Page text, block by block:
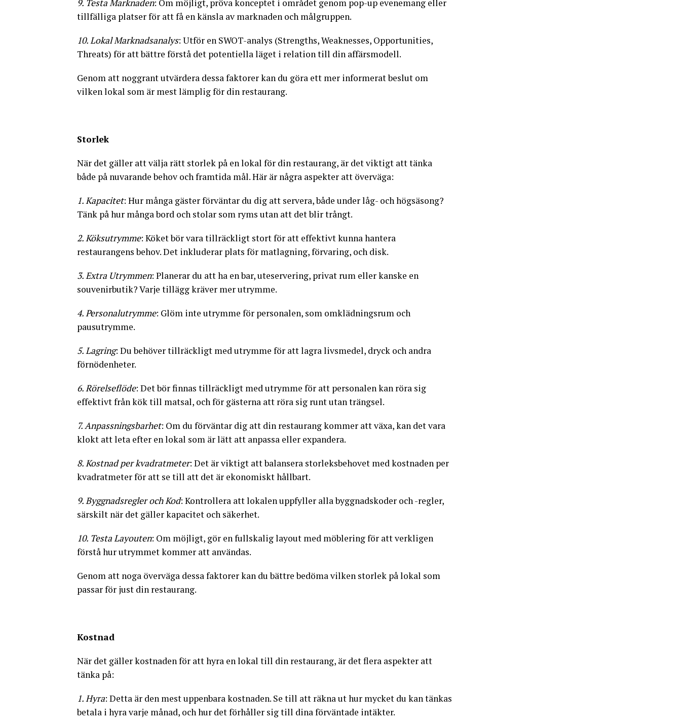
9. Testa Marknaden: Om möjligt, pröva konceptet i området genom pop-up evenemang eller
tillfälliga platser för att få en känsla av marknaden och målgruppen.
10. Lokal Marknadsanalys: Utför en SWOT-analys (Strengths, Weaknesses, Opportunities,
Threats) för att bättre förstå det potentiella läget i relation till din affärsmodell.
Genom att noggrant utvärdera dessa faktorer kan du göra ett mer informerat beslut om
vilken lokal som är mest lämplig för din restaurang.
Storlek
När det gäller att välja rätt storlek på en lokal för din restaurang, är det viktigt att tänka
både på nuvarande behov och framtida mål. Här är några aspekter att överväga:
1. Kapacitet: Hur många gäster förväntar du dig att servera, både under låg- och högsäsong?
Tänk på hur många bord och stolar som ryms utan att det blir trångt.
2. Köksutrymme: Köket bör vara tillräckligt stort för att effektivt kunna hantera
restaurangens behov. Det inkluderar plats för matlagning, förvaring, och disk.
3. Extra Utrymmen: Planerar du att ha en bar, uteservering, privat rum eller kanske en
souvenirbutik? Varje tillägg kräver mer utrymme.
4. Personalutrymme: Glöm inte utrymme för personalen, som omklädningsrum och
pausutrymme.
5. Lagring: Du behöver tillräckligt med utrymme för att lagra livsmedel, dryck och andra
förnödenheter.
6. Rörelseflöde: Det bör finnas tillräckligt med utrymme för att personalen kan röra sig
effektivt från kök till matsal, och för gästerna att röra sig runt utan trängsel.
7. Anpassningsbarhet: Om du förväntar dig att din restaurang kommer att växa, kan det vara
klokt att leta efter en lokal som är lätt att anpassa eller expandera.
8. Kostnad per kvadratmeter: Det är viktigt att balansera storleksbehovet med kostnaden per
kvadratmeter för att se till att det är ekonomiskt hållbart.
9. Byggnadsregler och Kod: Kontrollera att lokalen uppfyller alla byggnadskoder och -regler,
särskilt när det gäller kapacitet och säkerhet.
10. Testa Layouten: Om möjligt, gör en fullskalig layout med möblering för att verkligen
förstå hur utrymmet kommer att användas.
Genom att noga överväga dessa faktorer kan du bättre bedöma vilken storlek på lokal som
passar för just din restaurang.
Kostnad
När det gäller kostnaden för att hyra en lokal till din restaurang, är det flera aspekter att
tänka på:
1. Hyra: Detta är den mest uppenbara kostnaden. Se till att räkna ut hur mycket du kan tänkas
betala i hyra varje månad, och hur det förhåller sig till dina förväntade intäkter.